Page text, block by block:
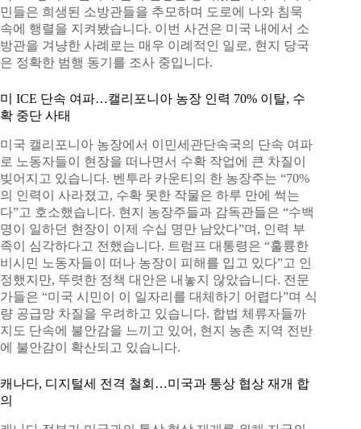
민들은 희생된 소방관들을 추모하며 도로에 나와 침묵
속에 행렬을 지켜봤습니다. 이번 사건은 미국 내에서 소
방관을 겨냥한 사례로는 매우 이례적인 일로, 현지 당국
은 정확한 범행 동기를 조사 중입니다.
미 ICE 단속 여파…캘리포니아 농장 인력 70% 이탈, 수
확 중단 사태
미국 캘리포니아 농장에서 이민세관단속국의 단속 여파
로 노동자들이 현장을 떠나면서 수확 작업에 큰 차질이
빚어지고 있습니다. 벤투라 카운티의 한 농장주는 “70%
의 인력이 사라졌고, 수확 못한 작물은 하루 만에 썩는
다”고 호소했습니다. 현지 농장주들과 감독관들은 “수백
명이 일하던 현장이 이제 수십 명만 남았다”며, 인력 부
족이 심각하다고 전했습니다. 트럼프 대통령은 “훌륭한
비시민 노동자들이 떠나 농장이 피해를 입고 있다”고 인
정했지만, 뚜렷한 정책 대안은 내놓지 않았습니다. 전문
가들은 “미국 시민이 이 일자리를 대체하기 어렵다”며 식
량 공급망 차질을 우려하고 있습니다. 합법 체류자들까
지도 단속에 불안감을 느끼고 있어, 현지 농촌 지역 전반
에 불안감이 확산되고 있습니다.
캐나다, 디지털세 전격 철회…미국과 통상 협상 재개 합
의